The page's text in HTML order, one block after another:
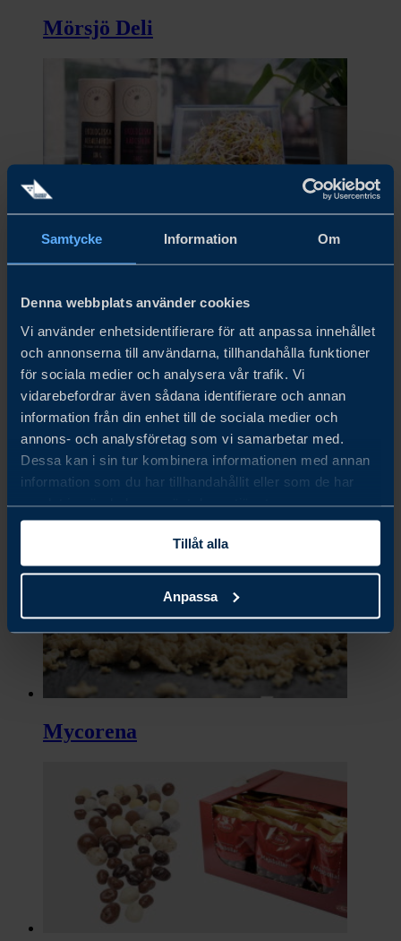
Samtycke Information Om
Denna webbplats använder cookies
Vi använder enhetsidentifierare för att anpassa innehållet
och annonserna till användarna, tillhandahålla funktioner
för sociala medier och analysera vår trafik. Vi
vidarebefordrar även sådana identifierare och annan
information från din enhet till de sociala medier och
annons- och analysföretag som vi samarbetar med.
Dessa kan i sin tur kombinera informationen med annan
information som du har tillhandahållit eller som de har
samlat in när du har använt deras tjänster.
Tillåt alla
Anpassa
Mörsjö Deli
Munkagrodden
Mycorena